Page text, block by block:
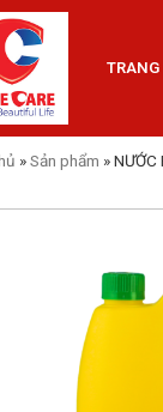
TRANG
»Sản phẩm »NƯỚC